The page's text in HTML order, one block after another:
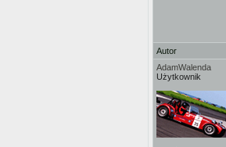
Autor
AdamWalenda
Użytkownik